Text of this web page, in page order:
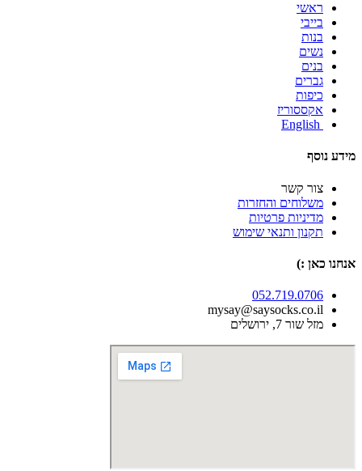
ראשי
בייבי
בנות
נשים
בנים
גברים
כיפות
אקססוריז
English
מידע נוסף
צור קשר
משלוחים והחזרות
מדיניות פרטיות
תקנון ותנאי שימוש
אנחנו כאן :)
052.719.0706
mysay@saysocks.co.il‏
מזל שור 7, ירושלים